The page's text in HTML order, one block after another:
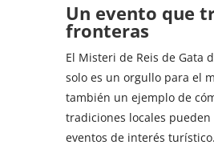
Un evento que
fronteras
El Misteri de Reis de Gata
solo es un orgullo para el
también un ejemplo de
tradiciones locales
eventos de interés